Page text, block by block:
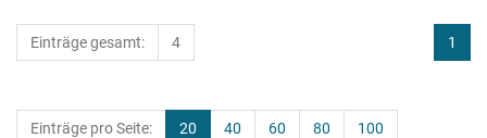
1
Einträge gesamt: 4
Einträge pro Seite: 20 40 60 80 100